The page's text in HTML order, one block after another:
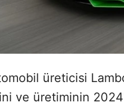
üreticisi
ve üretiminin